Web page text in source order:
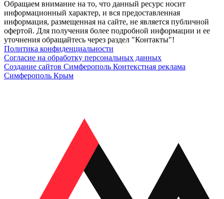
Обращаем внимание на то, что данный ресурс носит
информационный характер, и вся предоставленная
информация, размещенная на сайте, не является публичной
офертой. Для получения более подробной информации и ее
уточнения обращайтесь через раздел "Контакты"!
Политика конфиденциальности
Согласие на обработку персональных данных
Создание сайтов Симферополь Контекстная реклама
Симферополь Крым